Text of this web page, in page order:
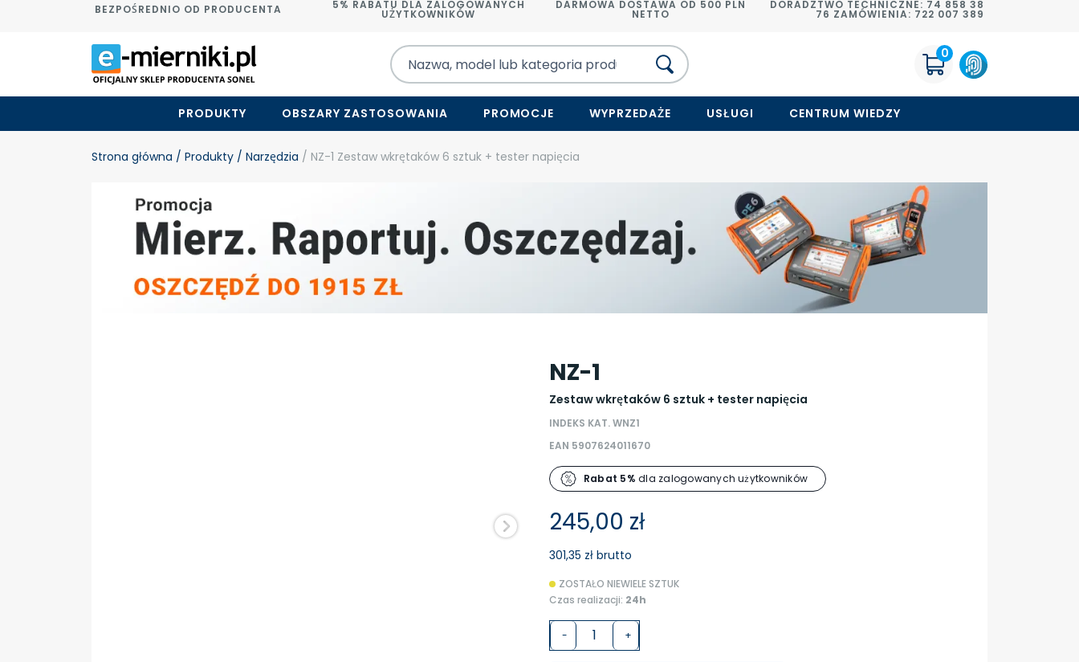
BEZPOŚREDNIO OD PRODUCENTA 5% RABATU DLA ZALOGOWANYCH
UŻYTKOWNIKÓW
DARMOWA DOSTAWA OD 500 PLN
NETTO
DORADZTWO TECHNICZNE: 74 858 38
76 ZAMÓWIENIA: 722 007 389
0
PRODUKTY OBSZARY ZASTOSOWANIA PROMOCJE WYPRZEDAŻE USŁUGI CENTRUM WIEDZY
Strona główna / Produkty / Narzędzia / NZ-1 Zestaw wkrętaków 6 sztuk + tester napięcia
NZ-1
Zestaw wkrętaków 6 sztuk + tester napięcia
INDEKS KAT. WNZ1
EAN 5907624011670
Rabat 5% dla zalogowanych użytkowników
245,00 zł
301,35 zł brutto
ZOSTAŁO NIEWIELE SZTUK
Czas realizacji: 24h
- +